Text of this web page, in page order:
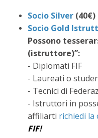
Socio Silver (40€)
Socio Gold
Possono
(istruttore)”:
- Diplomati FIF
- Laureati o
- Tecnici di
- Istruttori in
affiliarti richiedi la
FIF!